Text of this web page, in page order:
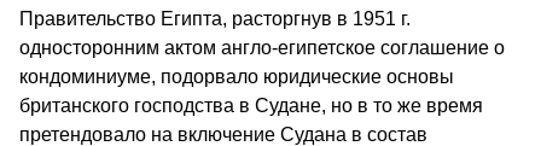
Правительство Египта, расторгнув в 1951 г.
односторонним актом англо-египетское соглашение о
кондоминиуме, подорвало юридические основы
британского господства в Судане, но в то же время
претендовало на включение Судана в состав